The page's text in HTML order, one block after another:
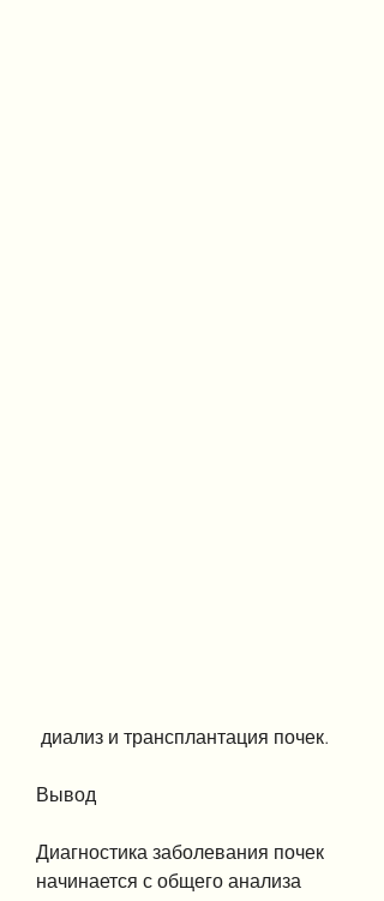
диализ и трансплантация почек.
Вывод
Диагностика заболевания почек
начинается с общего анализа